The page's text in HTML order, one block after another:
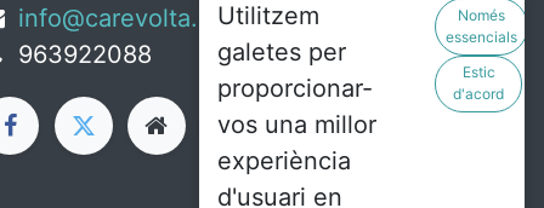
info@carevolta.org
963922088
Utilitzem
galetes per
proporcionar-
vos una millor
experiència
d'usuari en
Només
essencials
Estic
d'acord